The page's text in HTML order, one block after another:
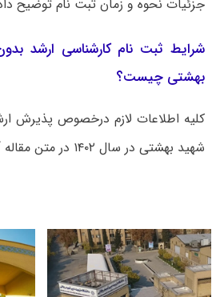
جزئیات نحوه و زمان ثبت نام توضیح
شرایط ثبت نام کارشناسی ارشد
بهشتی چیست؟
کلیه اطلاعات لازم درخصوص پذیرش
شهید بهشتی در سال ۱۴۰۲ در متن مقاله آورده شده است.